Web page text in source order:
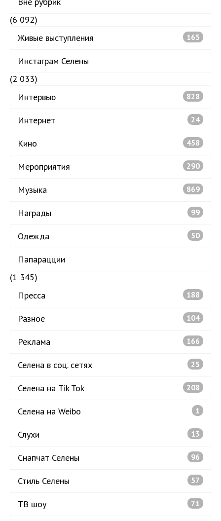
(6 092)
Живые выступления
165
Инстаграм Селены
(2 033)
Интервью
828
Интернет 24
Кино 458
Мероприятия 290
Музыка 869
Награды 99
Одежда 50
Папарацции
(1 345)
Пресса
188
Разное 104
Реклама 166
Селена в соц. сетях 25
Селена на Tik Tok 208
Селена на Weibo 1
Слухи 13
Снапчат Селены 96
Стиль Селены 57
ТВ шоу 71